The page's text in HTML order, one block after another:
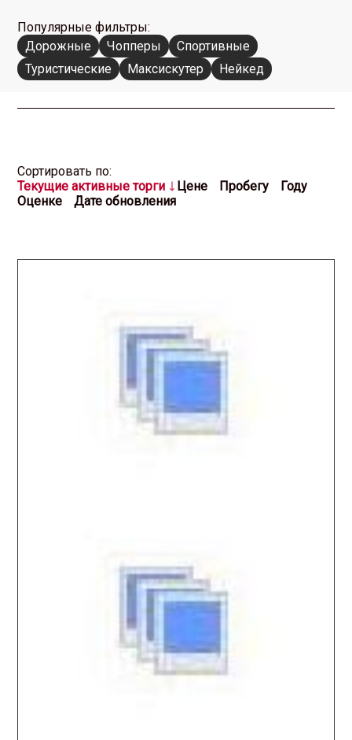
Популярные фильтры:
Дорожные
Чопперы
Спортивные
Туристические
Максискутер Нейкед
Cортировать по:
Текущие активные торги
Цене Пробегу
Году
Оценке
Дате обновления